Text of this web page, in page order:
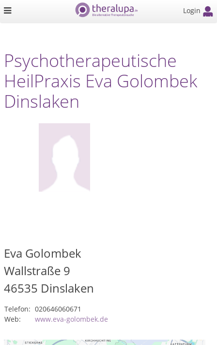
Login
Psychotherapeutische
HeilPraxis Eva Golombek
Dinslaken
Eva Golombek
Wallstraße 9
46535 Dinslaken
Telefon: 020646060671
Web:
www.eva-golombek.de